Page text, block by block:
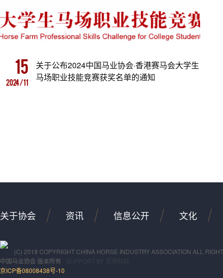
15
2024/11
关于公布2024中国马业协会·香港赛马会大学生
马场职业技能竞赛获奖名单的通知
关于协会 资讯 信息公开 文化
(C) 2018 COPYRIGHT CHINA HORSE INDUSTRY ASSOCIATION ALL
中国马业协会 版本所有
京ICP备08008438号-10